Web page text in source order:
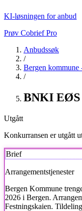
KI-løsningen for anbud
Prøv Cobrief Pro
Anbudssøk
/
Bergen kommune
/
BNKI EØS
Utgått
Konkurransen er utgått
Brief
Arrangementstjenester
Bergen Kommune
2026 i Bergen.
Festningskaien.